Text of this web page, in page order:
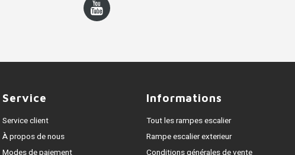
Service
Service client
À propos de nous
Modes de paiement
Informations
Tout les rampes escalier
Rampe escalier exterieur
Conditions générales de vente